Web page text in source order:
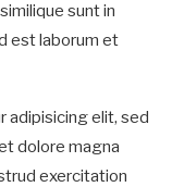
sunt in
est laborum et
adipisicing elit, sed
dolore magna
exercitation